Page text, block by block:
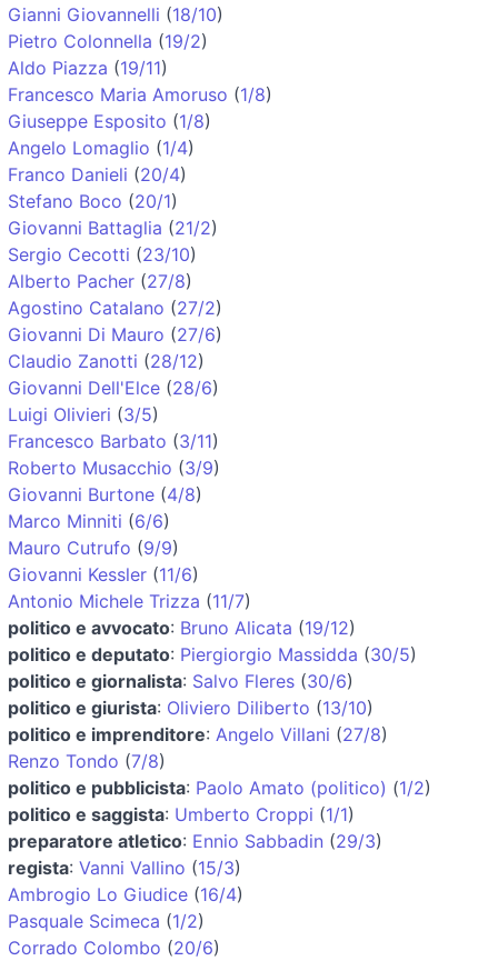
Gianni Giovannelli (18/10)
Pietro Colonnella (19/2)
Aldo Piazza (19/11)
Francesco Maria Amoruso (1/8)
Giuseppe Esposito (1/8)
Angelo Lomaglio (1/4)
Franco Danieli (20/4)
Stefano Boco (20/1)
Giovanni Battaglia (21/2)
Sergio Cecotti (23/10)
Alberto Pacher (27/8)
Agostino Catalano (27/2)
Giovanni Di Mauro (27/6)
Claudio Zanotti (28/12)
Giovanni Dell'Elce (28/6)
Luigi Olivieri (3/5)
Francesco Barbato (3/11)
Roberto Musacchio (3/9)
Giovanni Burtone (4/8)
Marco Minniti (6/6)
Mauro Cutrufo (9/9)
Giovanni Kessler (11/6)
Antonio Michele Trizza (11/7)
politico e avvocato: Bruno Alicata (19/12)
politico e deputato: Piergiorgio Massidda (30/5)
politico e giornalista: Salvo Fleres (30/6)
politico e giurista: Oliviero Diliberto (13/10)
politico e imprenditore: Angelo Villani (27/8)
Renzo Tondo (7/8)
politico e pubblicista: Paolo Amato (politico) (1/2)
politico e saggista: Umberto Croppi (1/1)
preparatore atletico: Ennio Sabbadin (29/3)
regista: Vanni Vallino (15/3)
Ambrogio Lo Giudice (16/4)
Pasquale Scimeca (1/2)
Corrado Colombo (20/6)